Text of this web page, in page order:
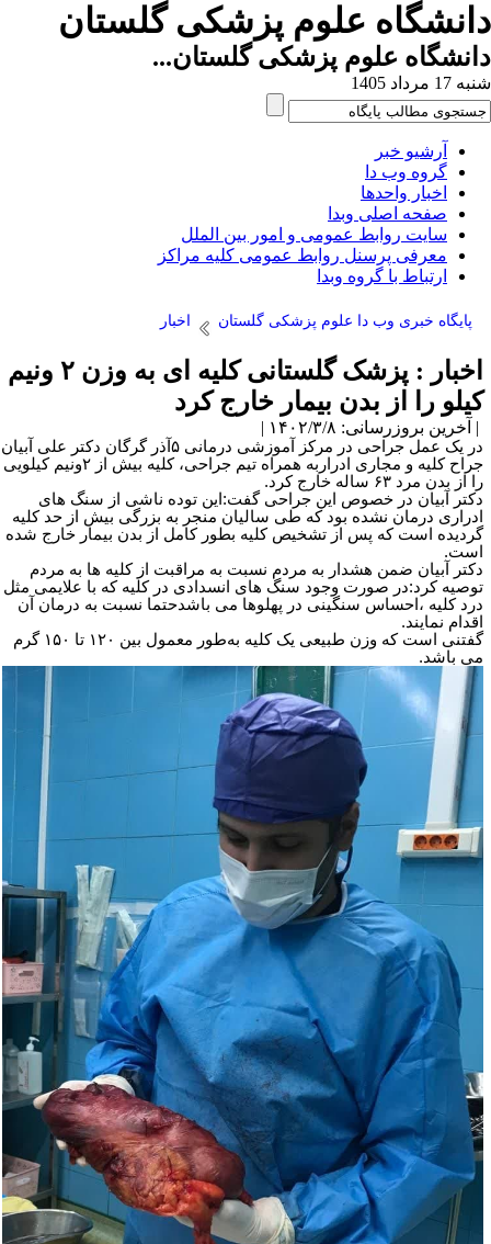
علوم پزشکی گلستان
علوم پزشکی گلستان...
مرداد 1405
آرشیو خبر
گروه وب دا
اخبار واحدها
صفحه اصلی وبدا
سایت روابط عمومی و امور بین الملل
معرفی پرسنل روابط عمومی کلیه مراکز
ارتباط با گروه وبدا
پایگاه خبری وب دا علوم پزشکی گلستان اخبار
اخبار : پزشک گلستانی کلیه ای به وزن ۲ ونیم
را از بدن بیمار خارج کرد
بروزرسانی: ۱۴۰۲/۳/۸ |
در یک عمل جراحی در مرکز آموزشی درمانی ۵آذر گرگان دکتر علی آبیان
جراح کلیه و مجاری ادراربه همراه تیم جراحی، کلیه بیش از ۲ونیم کیلویی
از بدن مرد ۶۳ ساله خارج کرد.
آبیان در خصوص این جراحی گفت:این توده ناشی از سنگ های
درمان نشده بود که طی سالیان منجر به بزرگی بیش از حد کلیه
است که پس از تشخیص کلیه بطور کامل از بدن بیمار خارج شده
آبیان ضمن هشدار به مردم نسبت به مراقبت از کلیه ها به مردم
کرد:در صورت وجود سنگ های انسدادی در کلیه که با علایمی مثل
کلیه ،احساس سنگینی در پهلوها می باشدحتما نسبت به درمان آن
نمایند.
است که وزن طبیعی یک کلیه به‌طور معمول بین۱۲۰تا۱۵۰گرم
باشد.